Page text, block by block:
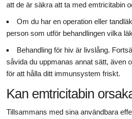
att de är säkra att ta med emtricitabin
Om du har en operation eller
person som utför behandlingen vilka
Behandling för hiv är livslång.
såvida du uppmanas annat sätt, även
för att hålla ditt immunsystem friskt.
Kan emtricitabin
Tillsammans med sina användbara